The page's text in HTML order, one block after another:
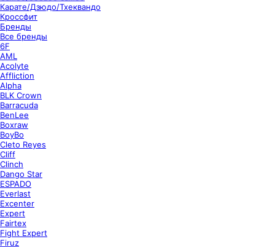
Карате/Дзюдо/Тхеквандо
Кроссфит
Бренды
Все бренды
6F
AML
Acolyte
Affliction
Alpha
BLK Crown
Barracuda
BenLee
Boxraw
BoyBo
Cleto Reyes
Cliff
Clinch
Dango Star
ESPADO
Everlast
Excenter
Expert
Fairtex
Fight Expert
Firuz